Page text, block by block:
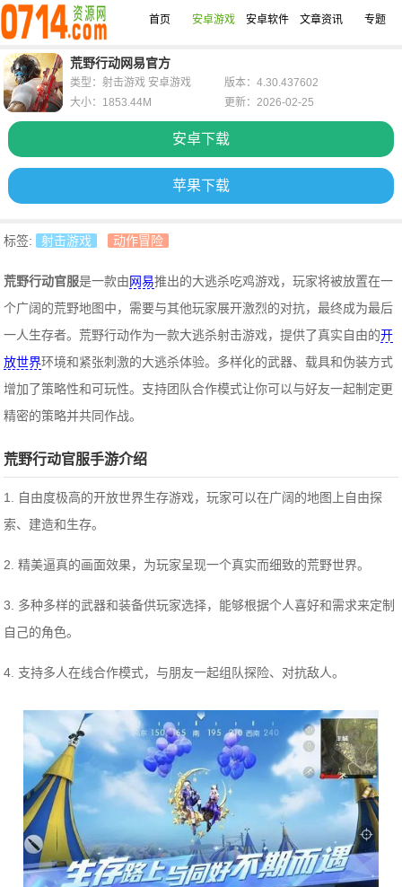
首页 安卓游戏 安卓软件 文章资讯 专题
荒野行动网易官方
安卓下载
苹果下载
类型：射击游戏 安卓游戏
版本：4.30.437602
大小：1853.44M
更新：2026-02-25
标签: 射击游戏 动作冒险
荒野行动官服是一款由网易推出的大逃杀吃鸡游戏，玩家将被放置在一
个广阔的荒野地图中，需要与其他玩家展开激烈的对抗，最终成为最后
一人生存者。荒野行动作为一款大逃杀射击游戏，提供了真实自由的开
放世界环境和紧张刺激的大逃杀体验。多样化的武器、载具和伪装方式
增加了策略性和可玩性。支持团队合作模式让你可以与好友一起制定更
精密的策略并共同作战。
荒野行动官服手游介绍
1. 自由度极高的开放世界生存游戏，玩家可以在广阔的地图上自由探
索、建造和生存。
2. 精美逼真的画面效果，为玩家呈现一个真实而细致的荒野世界。
3. 多种多样的武器和装备供玩家选择，能够根据个人喜好和需求来定制
自己的角色。
4. 支持多人在线合作模式，与朋友一起组队探险、对抗敌人。